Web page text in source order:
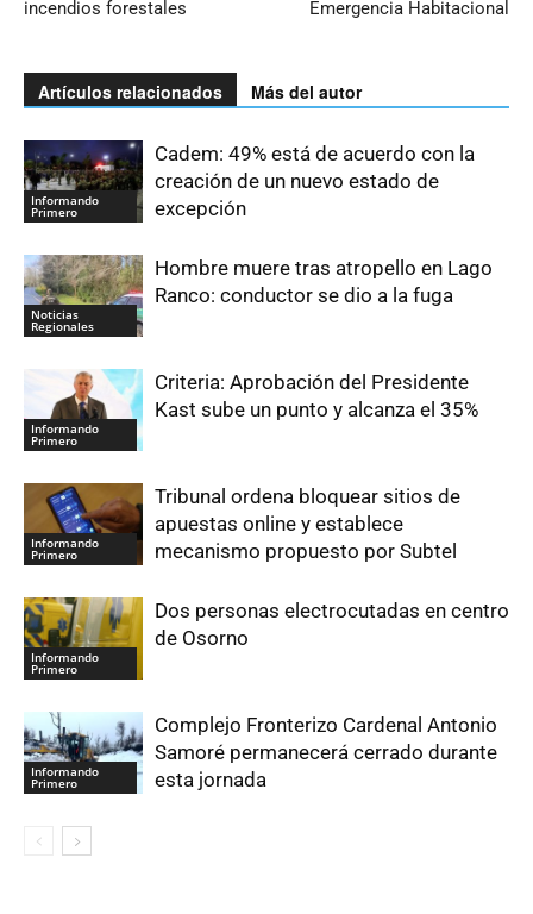
incendios forestales Emergencia Habitacional
Artículos relacionados Más del autor
Informando
Primero
Cadem: 49% está de acuerdo con la
creación de un nuevo estado de
excepción
Noticias
Regionales
Hombre muere tras atropello en Lago
Ranco: conductor se dio a la fuga
Informando
Primero
Criteria: Aprobación del Presidente
Kast sube un punto y alcanza el 35%
Informando
Primero
Tribunal ordena bloquear sitios de
apuestas online y establece
mecanismo propuesto por Subtel
Informando
Primero
Dos personas electrocutadas en centro
de Osorno
Informando
Primero
Complejo Fronterizo Cardenal Antonio
Samoré permanecerá cerrado durante
esta jornada